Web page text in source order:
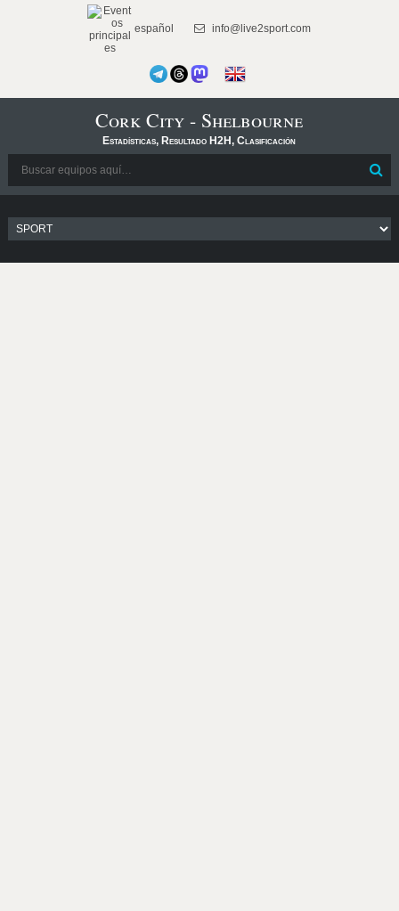
español info@live2sport.com
Cork City - Shelbourne
Estadísticas, Resultado H2H, Clasificación